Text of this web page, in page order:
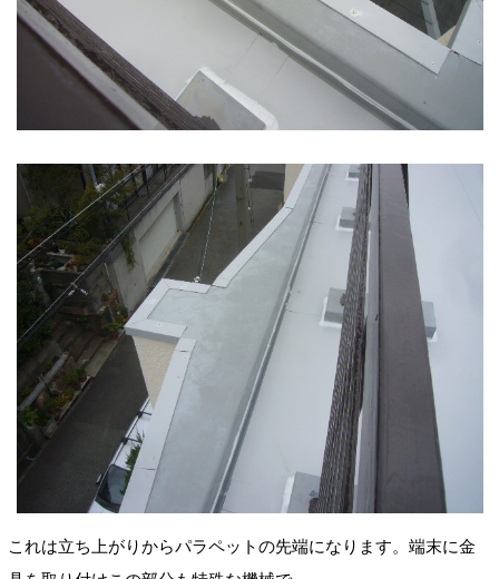
これは立ち上がりからパラペットの先端になります。端末に金